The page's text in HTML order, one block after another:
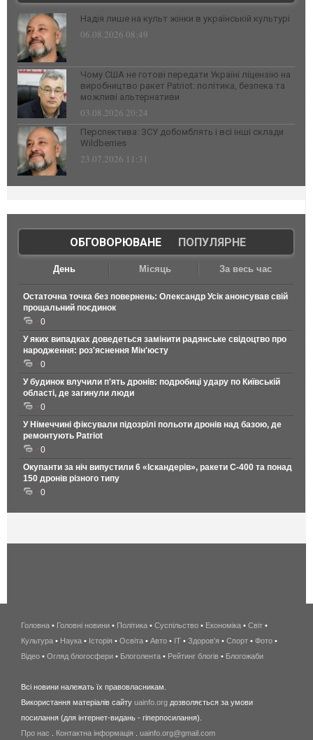
Надія лише на культ жінки в українській культурі
06.08.2026 08:49
Чому США не готові передати Україні ліцензію на
виробництво ракет Patriot: політика, безпека та
можливі альтернативи
03.08.2026 20:24
Перспектива: ЗСУ добомблять і всі інші склади
Wildberries
23.07.2026 11:31
ОБГОВОРЮВАНЕ| ПОПУЛЯРНЕ
День Місяць За весь час
Остаточна точка без повернень: Олександр Усік анонсував свій
прощальний поєдинок
0
У яких випадках доведеться замінити радянське свідоцтво про
народження: роз'яснення Мін'юсту
0
У будинок влучили п'ять дронів: подробиці удару по Київській
області, де загинули люди
0
У Німеччині фіксували підозрілі польоти дронів над базою, де
ремонтують Patriot
0
Окупанти за ніч випустили 6 «Іскандерів», ракети С-400 та понад
150 дронів різного типу
0
беспроводной
интернет
киев
wimax
в
Головна • Головні новини • Політика • Суспільство • Економіка • Світ •
Культура • Наука • Історія • Освіта • Авто • IT • Здоров'я • Спорт • Фото •
Відео • Огляд блогосфери • Блоголента • Рейтинг блогів • Блогожаби
Всі новини належать їх правовласникам.
Використання матеріалів сайту uainfo.org дозволяється за умови
посилання (для інтернет-видань - гіперпосилання).
Про нас
Контактна інформація uainfo.org@gmail.com